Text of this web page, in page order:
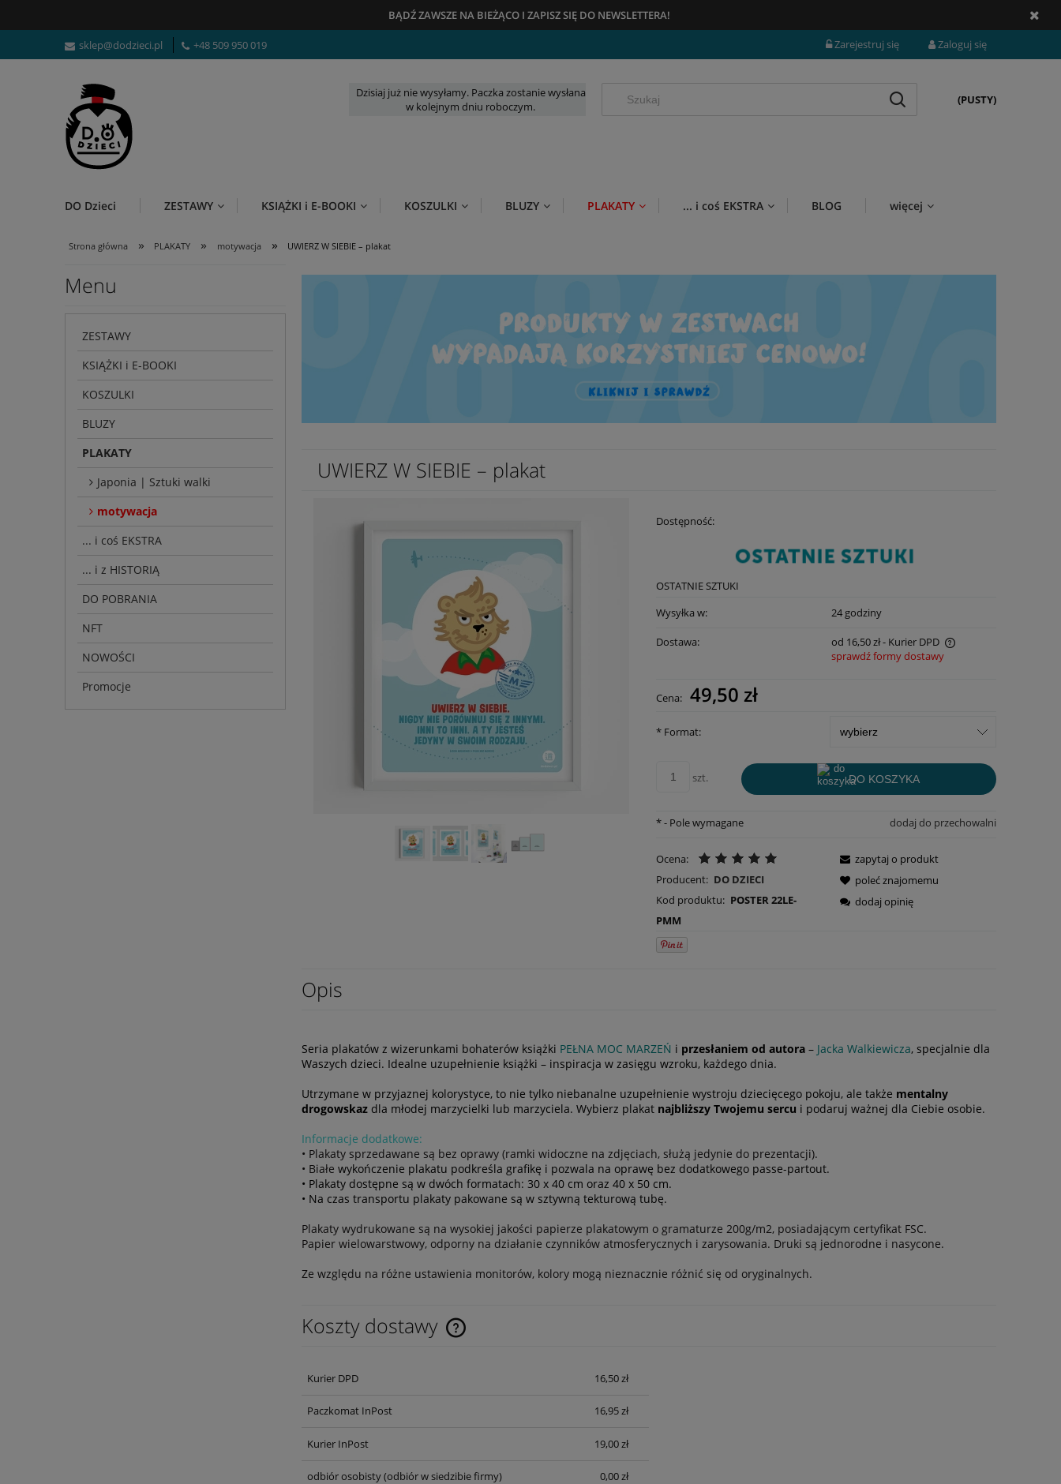
BĄDŹ ZAWSZE NA BIEŻĄCO I ZAPISZ SIĘ DO NEWSLETTERA!
sklep@dodzieci.pl +48 509 950 019 Zarejestruj się Zaloguj się
(PUSTY)
Dzisiaj już nie wysyłamy. Paczka zostanie wysłana
w kolejnym dniu roboczym.
DO Dzieci ZESTAWY KSIĄŻKI i E-BOOKI KOSZULKI BLUZY PLAKATY ... i coś EKSTRA BLOG więcej
Strona główna » PLAKATY » motywacja » UWIERZ W SIEBIE – plakat
Menu
ZESTAWY
KSIĄŻKI i E-BOOKI
KOSZULKI
BLUZY
PLAKATY
Japonia | Sztuki walki
motywacja
... i coś EKSTRA
... i z HISTORIĄ
DO POBRANIA
NFT
NOWOŚCI
Promocje
UWIERZ W SIEBIE – plakat
Dostępność:
OSTATNIE SZTUKI
Wysyłka w:
24 godziny
Dostawa: od 16,50 zł- Kurier DPD
płatności
sprawdź formy dostawy
Cena: 49,50 zł
* Format:
szt. DO KOSZYKA
dodaj do przechowalni
*- Pole wymagane
Ocena:
Producent: DO DZIECI
Kod produktu: POSTER 22LE-
PMM
zapytaj o produkt
poleć znajomemu
dodaj opinię
Opis
Seria plakatów z wizerunkami bohaterów książki PEŁNA MOC MARZEŃ i przesłaniem od autora – Jacka Walkiewicza, specjalnie dla
Waszych dzieci. Idealne uzupełnienie książki – inspiracja w zasięgu wzroku, każdego dnia.
Utrzymane w przyjaznej kolorystyce, to nie tylko niebanalne uzupełnienie wystroju dziecięcego pokoju, ale także mentalny
drogowskaz dla młodej marzycielki lub marzyciela. Wybierz plakat najbliższy Twojemu sercu i podaruj ważnej dla Ciebie osobie.
Informacje dodatkowe:
• Plakaty sprzedawane są bez oprawy (ramki widoczne na zdjęciach, służą jedynie do prezentacji).
• Białe wykończenie plakatu podkreśla grafikę i pozwala na oprawę bez dodatkowego passe-partout.
• Plakaty dostępne są w dwóch formatach: 30 x 40 cm oraz 40 x 50 cm.
• Na czas transportu plakaty pakowane są w sztywną tekturową tubę.
Plakaty wydrukowane są na wysokiej jakości papierze plakatowym o gramaturze 200g/m2, posiadającym certyfikat FSC.
Papier wielowarstwowy, odporny na działanie czynników atmosferycznych i zarysowania. Druki są jednorodne i nasycone.
Ze względu na różne ustawienia monitorów, kolory mogą nieznacznie różnić się od oryginalnych.
Koszty dostawy
Kurier DPD 16,50 zł
Paczkomat InPost 16,95 zł
Kurier InPost 19,00 zł
odbiór osobisty(odbiór w siedzibie firmy) 0,00 zł